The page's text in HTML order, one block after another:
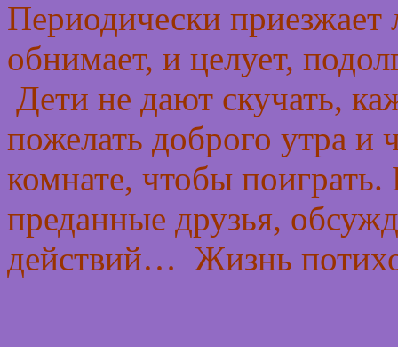
Периодически
обнимает, и целует,
Дети не дают скучать,
пожелать доброго утра и
комнате, чтобы
преданные друзья,
действий… Жизнь